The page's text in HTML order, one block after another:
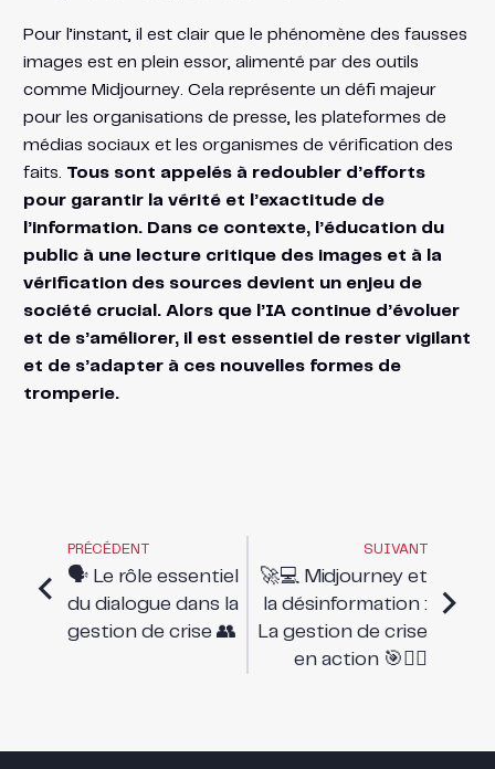
Pour l’instant, il est clair que le phénomène des fausses
images est en plein essor, alimenté par des outils
comme Midjourney. Cela représente un défi majeur
pour les organisations de presse, les plateformes de
médias sociaux et les organismes de vérification des
faits. Tous sont appelés à redoubler d’efforts
pour garantir la vérité et l’exactitude de
l’information. Dans ce contexte, l’éducation du
public à une lecture critique des images et à la
vérification des sources devient un enjeu de
société crucial. Alors que l’IA continue d’évoluer
et de s’améliorer, il est essentiel de rester vigilant
et de s’adapter à ces nouvelles formes de
tromperie.
PRÉCÉDENT
🗣️ Le rôle essentiel
du dialogue dans la
gestion de crise 👥
SUIVANT
🚀💻 Midjourney et
la désinformation :
La gestion de crise
en action 🎯🕵️‍♀️